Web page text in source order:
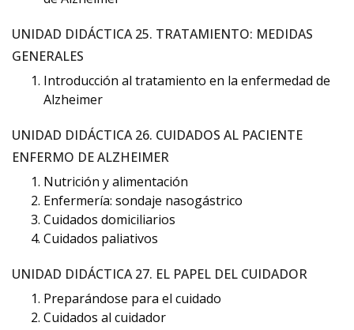
UNIDAD DIDÁCTICA 25. TRATAMIENTO: MEDIDAS
GENERALES
Introducción al tratamiento en la enfermedad de
Alzheimer
UNIDAD DIDÁCTICA 26. CUIDADOS AL PACIENTE
ENFERMO DE ALZHEIMER
Nutrición y alimentación
Enfermería: sondaje nasogástrico
Cuidados domiciliarios
Cuidados paliativos
UNIDAD DIDÁCTICA 27. EL PAPEL DEL CUIDADOR
Preparándose para el cuidado
Cuidados al cuidador